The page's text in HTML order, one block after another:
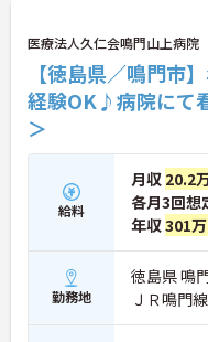
■ 働きやすい休日数が魅力
年間休日が充実している
・年間休日124日
・夏期休暇2日
→ プライベートとの両立
■ 安定収入を目指せる待
各種手当や賞与実績があ
・賞与計4.00ヶ月の過去
・夜勤手当支給
・皆勤手当あり
→ 安定した収入形成を
医療法人久仁会鳴門山上病院
【徳島県／鳴門市
経験OK♪病院にて
＞
給料
月収 20.2
各月3回想
年収301
勤務地
徳島県 鳴
ＪＲ鳴門